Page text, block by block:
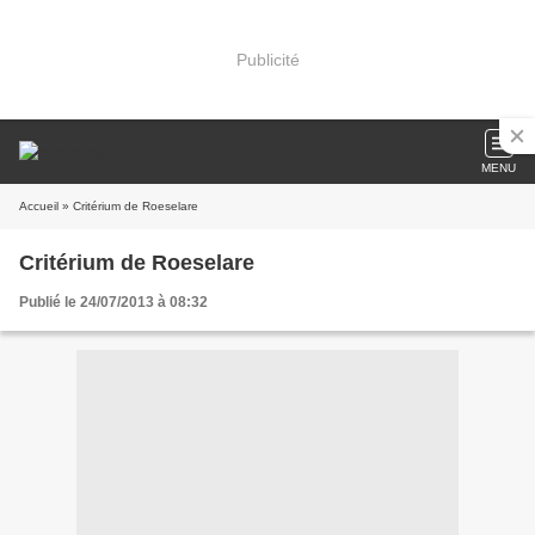
Publicité
MENU
Accueil » Critérium de Roeselare
Critérium de Roeselare
Publié le 24/07/2013 à 08:32